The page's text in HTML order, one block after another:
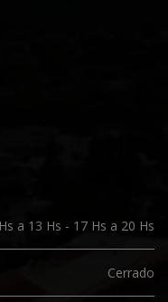
a 13 Hs - 17 Hs a 20 Hs
Cerrado